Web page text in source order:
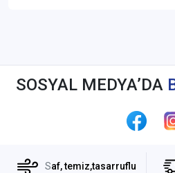
SOSYAL MEDYA’DA
Saf, temiz,tasarruflu